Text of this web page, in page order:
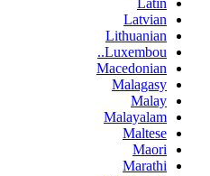
Latin
Latvian
Lithuanian
Luxembou..
Macedonian
Malagasy
Malay
Malayalam
Maltese
Maori
Marathi